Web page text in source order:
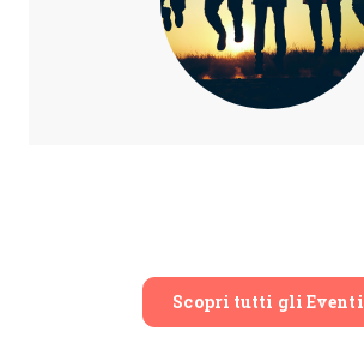
Scopri tutti gli Eventi